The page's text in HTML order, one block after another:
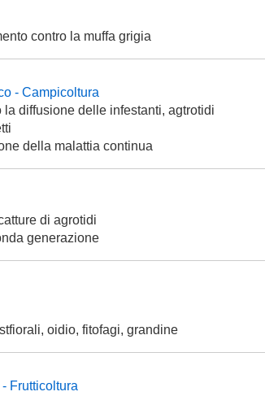
contro la muffa grigia
- Campicoltura
diffusione delle infestanti, agtrotidi
della malattia continua
di agrotidi
generazione
oidio, fitofagi, grandine
Frutticoltura